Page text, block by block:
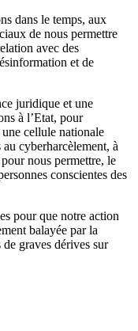
dans le temps, aux
de nous permettre
avec des
et de
juridique et une
à l’Etat, pour
cellule nationale
cyberharcèlement, à
nous permettre, le
conscientes des
pour que notre action
balayée par la
graves dérives sur